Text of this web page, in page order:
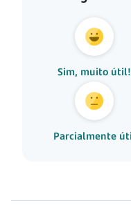
Sim, muito útil!
Parcialmente